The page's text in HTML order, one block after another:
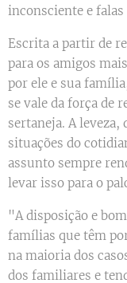
inconsciente e
Escrita a partir de
para os amigos
por ele e sua
se vale da força de
sertaneja. A leveza,
situações do
assunto sempre
levar isso para o
"A disposição e
famílias que têm
na maioria dos
dos familiares e